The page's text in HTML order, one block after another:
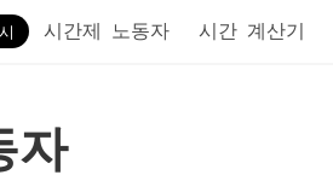
시간제 노동자 시간 계산기
자